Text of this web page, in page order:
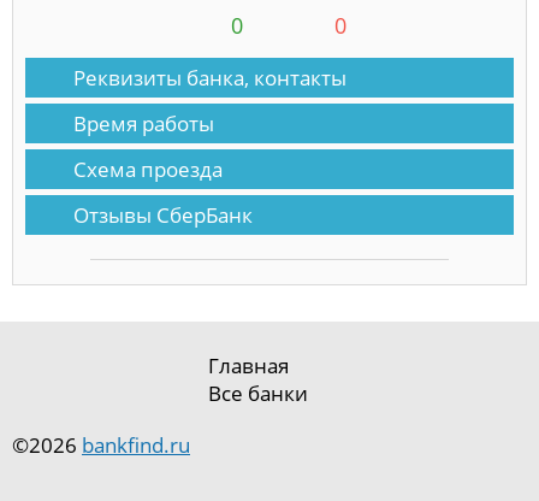
0 0
Реквизиты банка, контакты
Время работы
Схема проезда
Отзывы СберБанк
Главная
Все банки
©2026 bankfind.ru